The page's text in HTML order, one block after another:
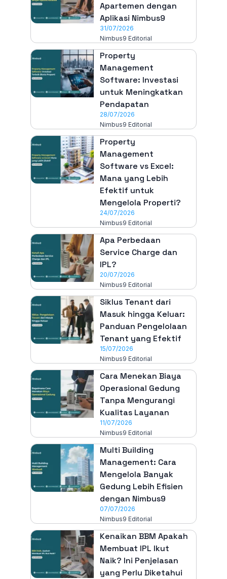
Apartemen dengan
Aplikasi Nimbus9
31/07/2026
Nimbus9 Editorial
Property
Management
Software: Investasi
untuk Meningkatkan
Pendapatan
28/07/2026
Nimbus9 Editorial
Property
Management
Software vs Excel:
Mana yang Lebih
Efektif untuk
Mengelola Properti?
24/07/2026
Nimbus9 Editorial
Apa Perbedaan
Service Charge dan
IPL?
20/07/2026
Nimbus9 Editorial
Siklus Tenant dari
Masuk hingga Keluar:
Panduan Pengelolaan
Tenant yang Efektif
15/07/2026
Nimbus9 Editorial
Cara Menekan Biaya
Operasional Gedung
Tanpa Mengurangi
Kualitas Layanan
11/07/2026
Nimbus9 Editorial
Multi Building
Management: Cara
Mengelola Banyak
Gedung Lebih Efisien
dengan Nimbus9
07/07/2026
Nimbus9 Editorial
Kenaikan BBM Apakah
Membuat IPL Ikut
Naik? Ini Penjelasan
yang Perlu Diketahui